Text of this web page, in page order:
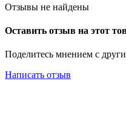
Отзывы не найдены
Оставить отзыв на этот
Поделитесь мнением с
Написать отзыв